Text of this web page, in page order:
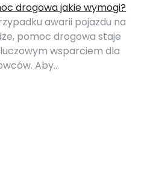
drogowa jakie wymogi?
awarii pojazdu na
pomoc drogowa staje
wsparciem dla
Aby…